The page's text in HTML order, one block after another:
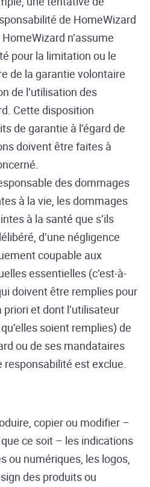
de HomeWizard
n’assume
pour la limitation ou le
de la garantie volontaire
de l’utilisation des
Cette disposition
de garantie à l’égard de
doivent être faites à
des dommages
à la vie, les dommages
à la santé que s’ils
d’une négligence
coupable aux
essentielles (c’est-à-
doivent être remplies pour
et dont l’utilisateur
soient remplies) de
ou de ses mandataires
responsabilité est exclue.
copier ou modifier –
ce soit – les indications
ou numériques, les logos,
des produits ou